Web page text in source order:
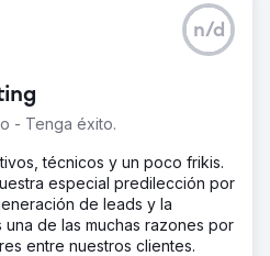
- Tenga éxito.
n/d
técnicos y un poco frikis.
especial predilección por
de leads y la
de las muchas razones por
entre nuestros clientes.